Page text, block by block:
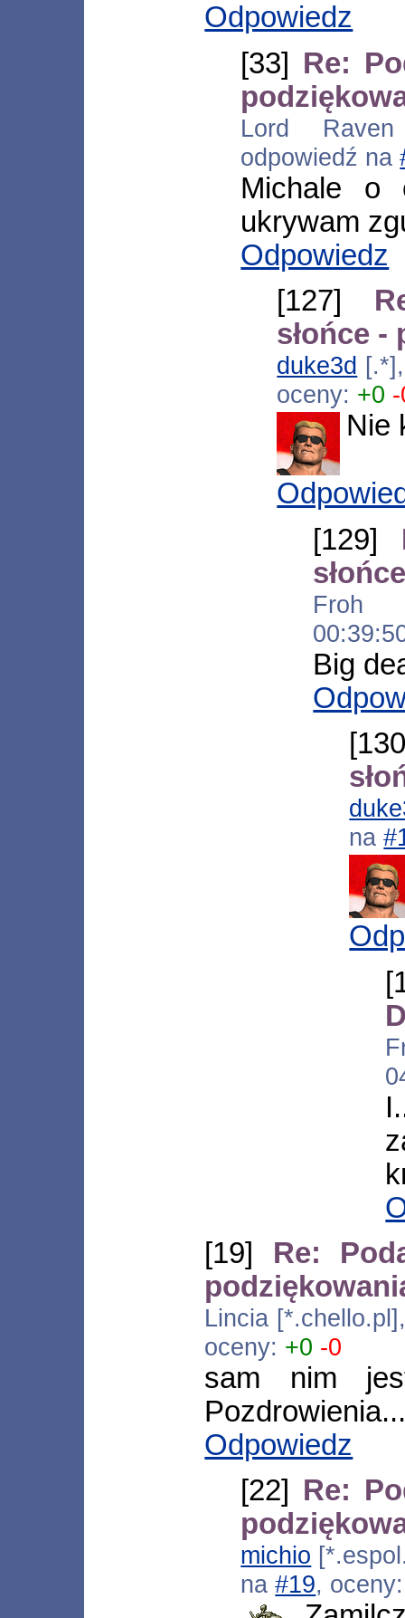
Odpowiedz
[33] Re:
Lord Raven
odpowiedź na
Michale o
ukrywam
Odpowiedz
[127]
słońce -
duke3d
oceny: +0
Nie
[129]
Froh
Big
na
[19] Re:
Lincia
oceny: +0 -0
sam nim
Odpowiedz
[22] Re:
michio
na#19,